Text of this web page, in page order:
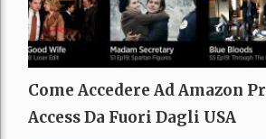
Come Accedere Ad Amazon
Access Da Fuori Dagli USA